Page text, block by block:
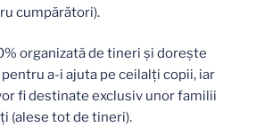
cumpărători).
organizată de tineri și dorește
a-i ajuta pe ceilalți copii, iar
fi destinate exclusiv unor familii
(alese tot de tineri).